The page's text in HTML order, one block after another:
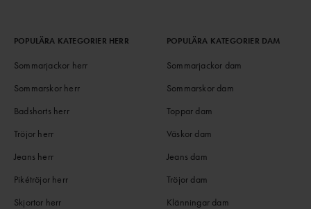
POPULÄRA KATEGORIER HERR
Sommarjackor herr
Sommarskor herr
Badshorts herr
Tröjor herr
Jeans herr
Pikétröjor herr
Skjortor herr
POPULÄRA KATEGORIER DAM
Sommarjackor dam
Sommarskor dam
Toppar dam
Väskor dam
Jeans dam
Tröjor dam
Klänningar dam